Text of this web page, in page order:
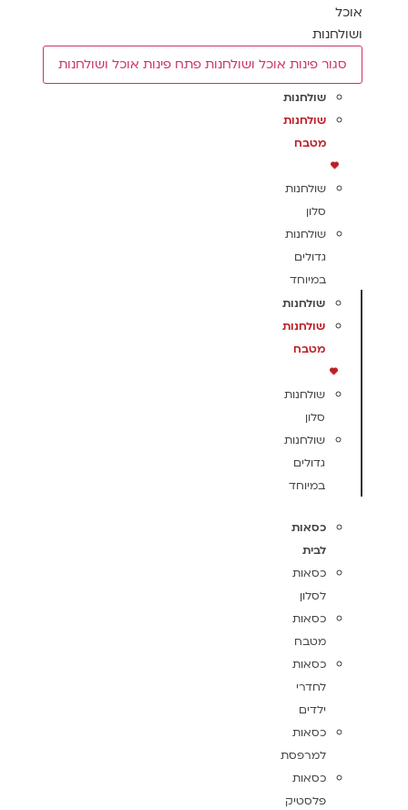
אוכל
ושולחנות
סגור פינות אוכל ושולחנות פתח פינות אוכל ושולחנות
שולחנות
שולחנות
מטבח
שולחנות
סלון
שולחנות
גדולים
במיוחד
שולחנות
שולחנות
מטבח
שולחנות
סלון
שולחנות
גדולים
במיוחד
כסאות
לבית
כסאות
לסלון
כסאות
מטבח
כסאות
לחדרי
ילדים
כסאות
למרפסת
כסאות
פלסטיק